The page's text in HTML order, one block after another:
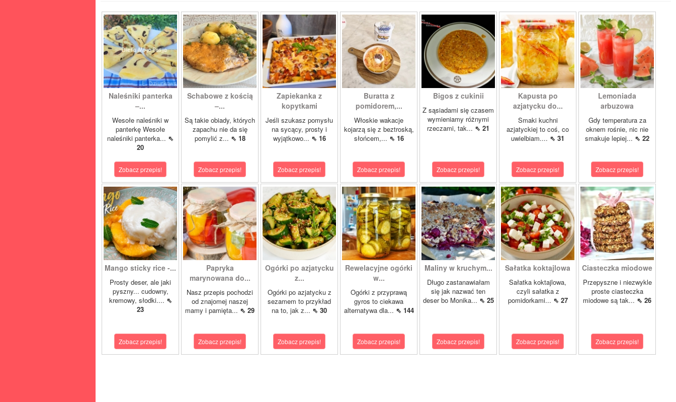
Naleśniki panterka
–...
Wesołe naleśniki w
panterkę Wesołe
naleśniki panterka... ⇖
20
Zobacz przepis!
Schabowe z kością
–...
Są takie obiady, których
zapachu nie da się
pomylić z... ⇖ 18
Zobacz przepis!
Zapiekanka z
kopytkami
Jeśli szukasz pomysłu
na sycący, prosty i
wyjątkowo... ⇖ 16
Zobacz przepis!
Buratta z
pomidorem,...
Włoskie wakacje
kojarzą się z beztroską,
słońcem,... ⇖ 16
Zobacz przepis!
Bigos z cukinii
Z sąsiadami się czasem
wymieniamy różnymi
rzeczami, tak... ⇖ 21
Zobacz przepis!
Kapusta po
azjatycku do...
Smaki kuchni
azjatyckiej to coś, co
uwielbiam.... ⇖ 31
Zobacz przepis!
Lemoniada
arbuzowa
Gdy temperatura za
oknem rośnie, nic nie
smakuje lepiej... ⇖ 22
Zobacz przepis!
Mango sticky rice -...
Prosty deser, ale jaki
pyszny... cudowny,
kremowy, słodki.... ⇖
23
Zobacz przepis!
Papryka
marynowana do...
Nasz przepis pochodzi
od znajomej naszej
mamy i pamięta... ⇖ 29
Zobacz przepis!
Ogórki po azjatycku
z...
Ogórki po azjatycku z
sezamem to przykład
na to, jak z... ⇖ 30
Zobacz przepis!
Rewelacyjne ogórki
w...
Ogórki z przyprawą
gyros to ciekawa
alternatywa dla... ⇖ 144
Zobacz przepis!
Maliny w kruchym...
Długo zastanawiałam
się jak nazwać ten
deser bo Monika... ⇖ 25
Zobacz przepis!
Sałatka koktajlowa
Sałatka koktajlowa,
czyli sałatka z
pomidorkami... ⇖ 27
Zobacz przepis!
Ciasteczka miodowe
Przepyszne i niezwykle
proste ciasteczka
miodowe są tak... ⇖ 26
Zobacz przepis!